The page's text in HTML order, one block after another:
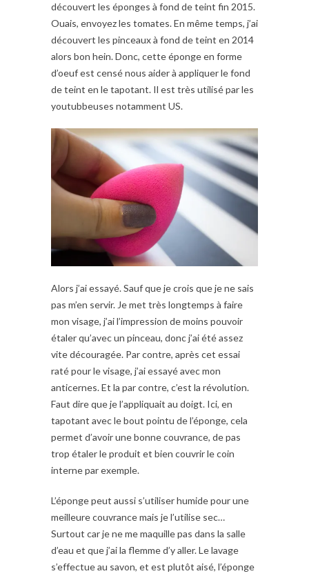
découvert les éponges à fond de teint fin 2015.
Ouais, envoyez les tomates. En même temps, j’ai
découvert les pinceaux à fond de teint en 2014
alors bon hein. Donc, cette éponge en forme
d’oeuf est censé nous aider à appliquer le fond
de teint en le tapotant. Il est très utilisé par les
youtubbeuses notamment US.
Alors j’ai essayé. Sauf que je crois que je ne sais
pas m’en servir. Je met très longtemps à faire
mon visage, j’ai l’impression de moins pouvoir
étaler qu’avec un pinceau, donc j’ai été assez
vite découragée. Par contre, après cet essai
raté pour le visage, j’ai essayé avec mon
anticernes. Et la par contre, c’est la révolution.
Faut dire que je l’appliquait au doigt. Ici, en
tapotant avec le bout pointu de l’éponge, cela
permet d’avoir une bonne couvrance, de pas
trop étaler le produit et bien couvrir le coin
interne par exemple.
L’éponge peut aussi s’utiliser humide pour une
meilleure couvrance mais je l’utilise sec…
Surtout car je ne me maquille pas dans la salle
d’eau et que j’ai la flemme d’y aller. Le lavage
s’effectue au savon, et est plutôt aisé, l’éponge